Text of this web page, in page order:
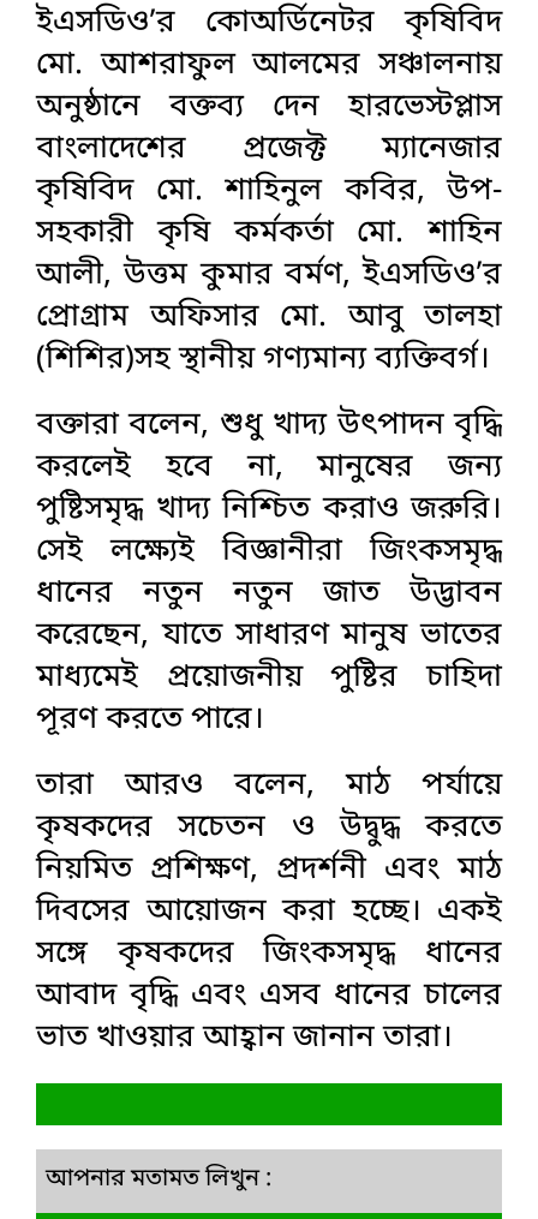
ইএসডিও’র কোঅর্ডিনেটর কৃষিবিদ
মো. আশরাফুল আলমের সঞ্চালনায়
অনুষ্ঠানে বক্তব্য দেন হারভেস্টপ্লাস
বাংলাদেশের প্রজেক্ট ম্যানেজার
কৃষিবিদ মো. শাহিনুল কবির, উপ-
সহকারী কৃষি কর্মকর্তা মো. শাহিন
আলী, উত্তম কুমার বর্মণ, ইএসডিও’র
প্রোগ্রাম অফিসার মো. আবু তালহা
(শিশির)সহ স্থানীয় গণ্যমান্য ব্যক্তিবর্গ।
বক্তারা বলেন, শুধু খাদ্য উৎপাদন বৃদ্ধি
করলেই হবে না, মানুষের জন্য
পুষ্টিসমৃদ্ধ খাদ্য নিশ্চিত করাও জরুরি।
সেই লক্ষ্যেই বিজ্ঞানীরা জিংকসমৃদ্ধ
ধানের নতুন নতুন জাত উদ্ভাবন
করেছেন, যাতে সাধারণ মানুষ ভাতের
মাধ্যমেই প্রয়োজনীয় পুষ্টির চাহিদা
পূরণ করতে পারে।
তারা আরও বলেন, মাঠ পর্যায়ে
কৃষকদের সচেতন ও উদ্বুদ্ধ করতে
নিয়মিত প্রশিক্ষণ, প্রদর্শনী এবং মাঠ
দিবসের আয়োজন করা হচ্ছে। একই
সঙ্গে কৃষকদের জিংকসমৃদ্ধ ধানের
আবাদ বৃদ্ধি এবং এসব ধানের চালের
ভাত খাওয়ার আহ্বান জানান তারা।
আপনার মতামত লিখুন :